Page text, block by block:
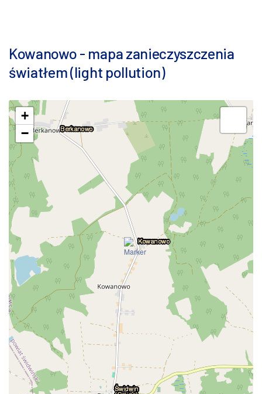
Kowanowo - mapa zanieczyszczenia
światłem (light pollution)
+
−